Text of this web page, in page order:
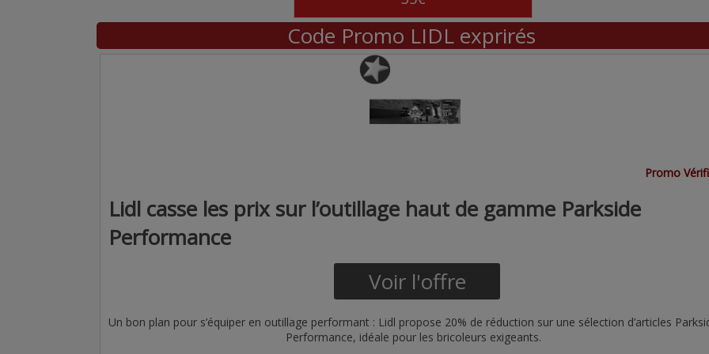
Code Promo LIDL exprirés
Promo
Lidl casse les prix sur l’outillage haut de gamme Parkside
Performance
Voir l'offre
Un bon plan pour s’équiper en outillage performant : Lidl propose 20% de réduction sur une sélection d’articles
Performance, idéale pour les bricoleurs exigeants.